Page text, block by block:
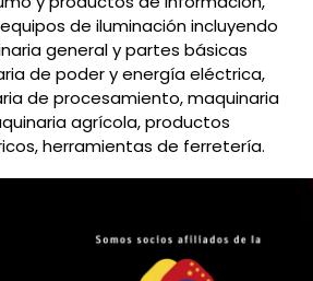
de iluminación incluyendo
general y partes básicas
de poder y energía eléctrica,
de procesamiento, maquinaria
agrícola, productos
herramientas de ferretería.